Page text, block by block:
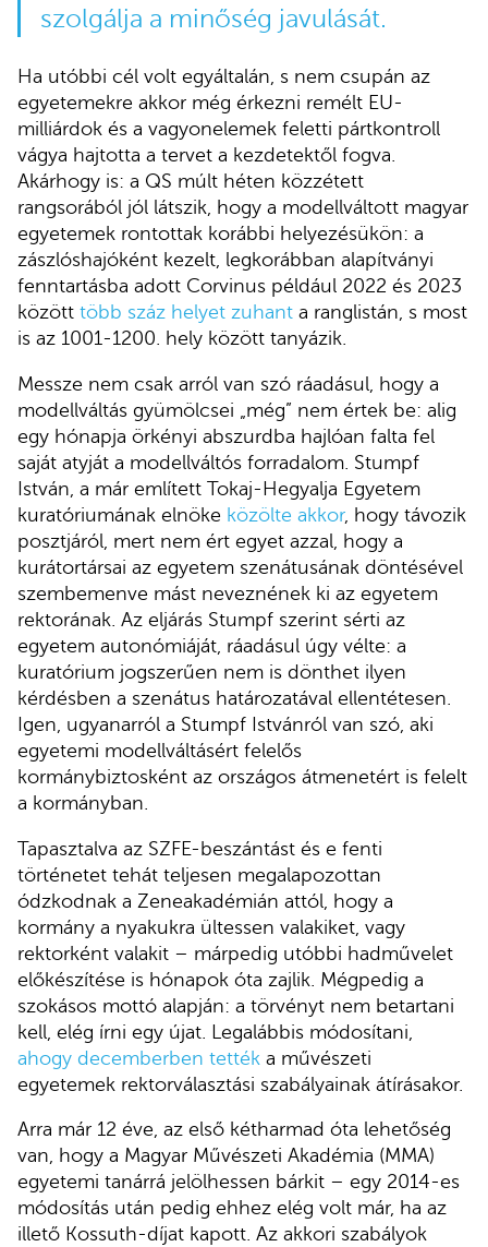
szolgálja a minőség javulását.
Ha utóbbi cél volt egyáltalán, s nem csupán az
egyetemekre akkor még érkezni remélt EU-
milliárdok és a vagyonelemek feletti pártkontroll
vágya hajtotta a tervet a kezdetektől fogva.
Akárhogy is: a QS múlt héten közzétett
rangsorából jól látszik, hogy a modellváltott magyar
egyetemek rontottak korábbi helyezésükön: a
zászlóshajóként kezelt, legkorábban alapítványi
fenntartásba adott Corvinus például 2022 és 2023
között több száz helyet zuhant a ranglistán, s most
is az 1001-1200. hely között tanyázik.
Messze nem csak arról van szó ráadásul, hogy a
modellváltás gyümölcsei „még” nem értek be: alig
egy hónapja örkényi abszurdba hajlóan falta fel
saját atyját a modellváltós forradalom. Stumpf
István, a már említett Tokaj-Hegyalja Egyetem
kuratóriumának elnöke közölte akkor, hogy távozik
posztjáról, mert nem ért egyet azzal, hogy a
kurátortársai az egyetem szenátusának döntésével
szembemenve mást neveznének ki az egyetem
rektorának. Az eljárás Stumpf szerint sérti az
egyetem autonómiáját, ráadásul úgy vélte: a
kuratórium jogszerűen nem is dönthet ilyen
kérdésben a szenátus határozatával ellentétesen.
Igen, ugyanarról a Stumpf Istvánról van szó, aki
egyetemi modellváltásért felelős
kormánybiztosként az országos átmenetért is felelt
a kormányban.
Tapasztalva az SZFE-beszántást és e fenti
történetet tehát teljesen megalapozottan
ódzkodnak a Zeneakadémián attól, hogy a
kormány a nyakukra ültessen valakiket, vagy
rektorként valakit – márpedig utóbbi hadművelet
előkészítése is hónapok óta zajlik. Mégpedig a
szokásos mottó alapján: a törvényt nem betartani
kell, elég írni egy újat. Legalábbis módosítani,
ahogy decemberben tették a művészeti
egyetemek rektorválasztási szabályainak átírásakor.
Arra már 12 éve, az első kétharmad óta lehetőség
van, hogy a Magyar Művészeti Akadémia (MMA)
egyetemi tanárrá jelölhessen bárkit – egy 2014-es
módosítás után pedig ehhez elég volt már, ha az
illető Kossuth-díjat kapott. Az akkori szabályok